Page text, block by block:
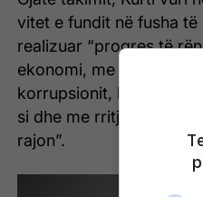
vitet e fundit në fusha
realizuar “progres të
ekonomi, me
korrupsionit, lirinë e
si dhe me rritje
rajon”.